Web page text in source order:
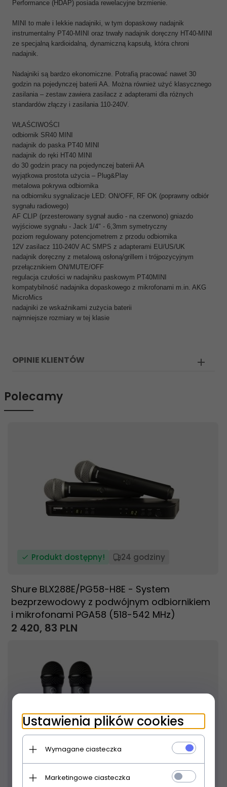
Performance (HDAP) posiada rewelacyjne brzmienie.
MINI to małe i lekkie nadajniki, w tym dopaskowy nadajnik
instrumentalny PT40-MINI oraz trwały nadajnik doręczny HT40-MINI
ze specjalną kardioidalną, dynamiczną kapsułą, która chroni
nadajnik.
Nadajniki są bardzo ekonomiczne. Potrafią pracować nawet 30
godzin na pojedynczej baterii AA. Można również użyć klasycznego
zasilania – zestaw zawiera zasilacz z adapterami dla różnych
standardów złączy i zasilania 110-240V.
WŁAŚCIWOŚCI
odbiornik SR40 MINI
nadajnik do paska PT40 MINI
nadajnik do ręki HT40 MINI
do 30 godzin pracy na pojedynczej baterii AA
wyjątkowa prostota użycia – Plug&Play
metalowa pokrywa odbiornika
na odbiorniku sygnalizacje LED: ON/OFF, RF OK (poprawny odbiór
sygnału radiowego)
AF CLIP (przesterowany sygnał audio - na czerwono) gniazdo
wyjściowe sygnału - Jack 1/4" - 6,3mm symetryczny
poziom regulowany potencjometrem z przodu odbiornika
12V zasilacz 110-240V AC SMPS z adapterami EU/US/UK
nadajnik doręczny z metalową osłoną/grillem i trójpozycyjnym
przełącznikiem ON/MUTE/OFF
regulacja czułości w nadajniku paskowym PT40MINI
kompatybilność nadajnika dopaskowego z mikrofonami m.in. AKG
MicroMics
nadajniki ze wskaźnikami zużycia baterii
najmniejsze rozmiary w tej klasie
OPINIE KLIENTÓW
Polecamy
Produkt dostępny! 24 godziny
Shure BLX288E/PG58-H8E - System
bezprzewodowy z podwójnym odbiornikiem
i mikrofonami PGA58 (518-542 MHz)
2 420, 83 PLN
Produkt dostępny! 3 dni
Ustawienia plików cookies
Wymagane ciasteczka
Marketingowe ciasteczka